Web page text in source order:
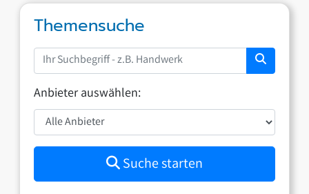
Themensuche
Anbieter auswählen:
Suche starten